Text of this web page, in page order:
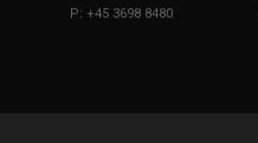
P: +45 3698 8480